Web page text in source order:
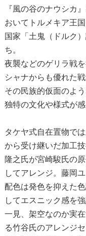
『風の谷のナウシカ
おいてトルメキア王
国家「土鬼（ドルク
ち。
夜襲などのゲリラ戦
シャナからも優れた
その民族的仮面のよ
独特の文化や様式が感
タケヤ式自在置物で
から受け継いだ加工
隆之氏が宮崎駿氏の
してアレンジ。藤岡
配色は発色を抑えた
してエスニック感を強
一見、架空なのか実
る竹谷氏のアレンジ